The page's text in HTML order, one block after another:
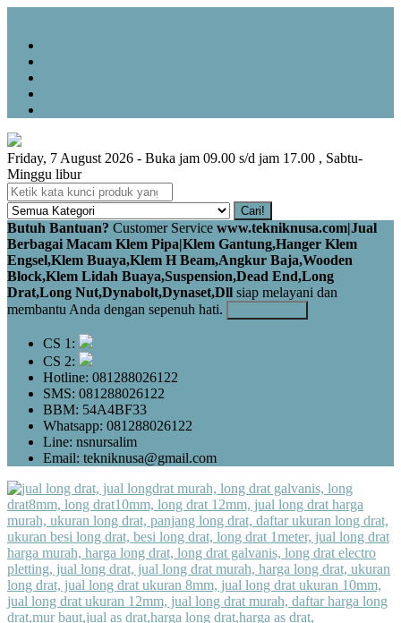
Friday, 7 August 2026 - Buka jam 09.00 s/d jam 17.00 , Sabtu-
Minggu libur
Cari!
Butuh Bantuan? Customer Service www.tekniknusa.com|Jual
Berbagai Macam Klem Pipa|Klem Gantung,Hanger Klem
Engsel,Klem Buaya,Klem H Beam,Angkur Baja,Wooden
Block,Klem Lidah Buaya,Suspension,Dead End,Long
Drat,Long Nut,Dynabolt,Dynaset,Dll siap melayani dan
membantu Anda dengan sepenuh hati.
CS 1:
CS 2:
Hotline: 081288026122
SMS: 081288026122
BBM: 54A4BF33
Whatsapp: 081288026122
Line: nsnursalim
Email: tekniknusa@gmail.com